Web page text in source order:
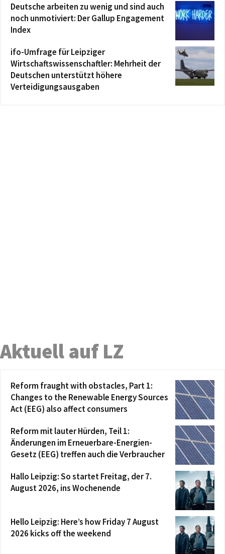
Deutsche arbeiten zu wenig und sind auch
noch unmotiviert: Der Gallup Engagement
Index
ifo-Umfrage für Leipziger
Wirtschaftswissenschaftler: Mehrheit der
Deutschen unterstützt höhere
Verteidigungsausgaben
Aktuell auf LZ
Reform fraught with obstacles, Part 1:
Changes to the Renewable Energy Sources
Act (EEG) also affect consumers
Reform mit lauter Hürden, Teil 1:
Änderungen im Erneuerbare-Energien-
Gesetz (EEG) treffen auch die Verbraucher
Hallo Leipzig: So startet Freitag, der 7.
August 2026, ins Wochenende
Hello Leipzig: Here’s how Friday 7 August
2026 kicks off the weekend